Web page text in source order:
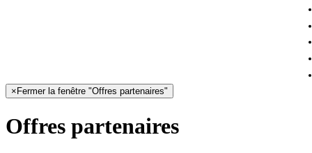
× Fermer la fenêtre "Offres partenaires"
Offres partenaires